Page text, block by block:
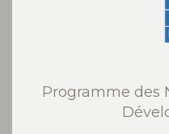
Programme des